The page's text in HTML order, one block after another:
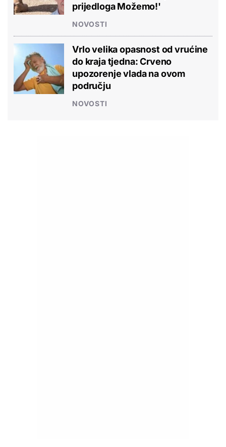
prijedloga Možemo!'
NOVOSTI
Vrlo velika opasnost od vrućine
do kraja tjedna: Crveno
upozorenje vlada na ovom
području
NOVOSTI